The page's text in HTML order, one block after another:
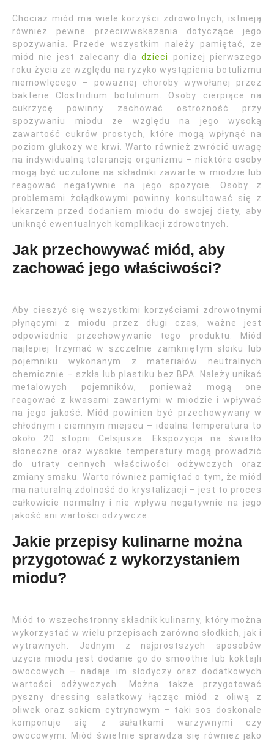
Chociaż miód ma wiele korzyści zdrowotnych, istnieją
również pewne przeciwwskazania dotyczące jego
spożywania. Przede wszystkim należy pamiętać, że
miód nie jest zalecany dladzieci
poniżej pierwszego
roku życia ze względu na ryzyko wystąpienia botulizmu
niemowlęcego – poważnej choroby wywołanej przez
bakterie Clostridium botulinum. Osoby cierpiące na
cukrzycę powinny zachować ostrożność przy
spożywaniu miodu ze względu na jego wysoką
zawartość cukrów prostych, które mogą wpłynąć na
poziom glukozy we krwi. Warto również zwrócić uwagę
na indywidualną tolerancję organizmu – niektóre osoby
mogą być uczulone na składniki zawarte w miodzie lub
reagować negatywnie na jego spożycie. Osoby z
problemami żołądkowymi powinny konsultować się z
lekarzem przed dodaniem miodu do swojej diety, aby
uniknąć ewentualnych komplikacji zdrowotnych.
Jak przechowywać miód, aby
zachować jego właściwości?
Aby cieszyć się wszystkimi korzyściami zdrowotnymi
płynącymi z miodu przez długi czas, ważne jest
odpowiednie przechowywanie tego produktu. Miód
najlepiej trzymać w szczelnie zamkniętym słoiku lub
pojemniku wykonanym z materiałów neutralnych
chemicznie – szkła lub plastiku bez BPA. Należy unikać
metalowych pojemników, ponieważ mogą one
reagować z kwasami zawartymi w miodzie i wpływać
na jego jakość. Miód powinien być przechowywany w
chłodnym i ciemnym miejscu – idealna temperatura to
około 20 stopni Celsjusza. Ekspozycja na światło
słoneczne oraz wysokie temperatury mogą prowadzić
do utraty cennych właściwości odżywczych oraz
zmiany smaku. Warto również pamiętać o tym, że miód
ma naturalną zdolność do krystalizacji – jest to proces
całkowicie normalny i nie wpływa negatywnie na jego
jakość ani wartości odżywcze.
Jakie przepisy kulinarne można
przygotować z wykorzystaniem
miodu?
Miód to wszechstronny składnik kulinarny, który można
wykorzystać w wielu przepisach zarówno słodkich, jak i
wytrawnych. Jednym z najprostszych sposobów
użycia miodu jest dodanie go do smoothie lub koktajli
owocowych – nadaje im słodyczy oraz dodatkowych
wartości odżywczych. Można także przygotować
pyszny dressing sałatkowy łącząc miód z oliwą z
oliwek oraz sokiem cytrynowym – taki sos doskonale
komponuje się z sałatkami warzywnymi czy
owocowymi. Miód świetnie sprawdza się również jako